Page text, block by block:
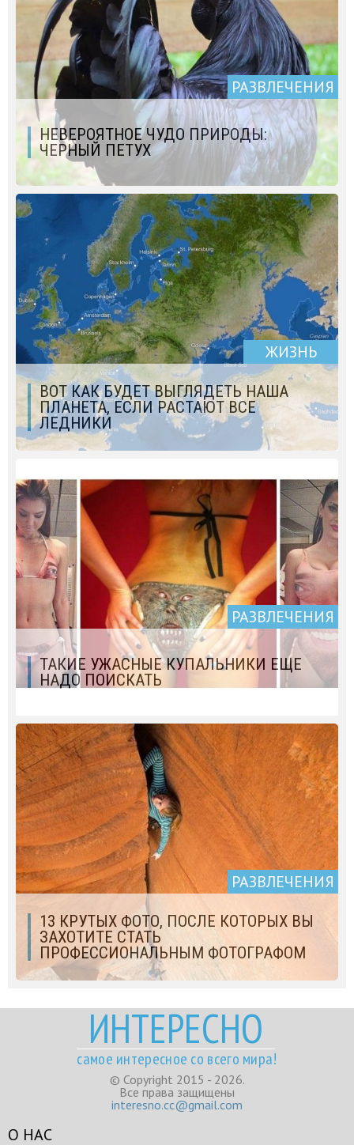
РАЗВЛЕЧЕНИЯ
НЕВЕРОЯТНОЕ ЧУДО ПРИРОДЫ:
ЧЕРНЫЙ ПЕТУХ
ЖИЗНЬ
ВОТ КАК БУДЕТ ВЫГЛЯДЕТЬ НАША
ПЛАНЕТА, ЕСЛИ РАСТАЮТ ВСЕ
ЛЕДНИКИ
РАЗВЛЕЧЕНИЯ
ТАКИЕ УЖАСНЫЕ КУПАЛЬНИКИ ЕЩЕ
НАДО ПОИСКАТЬ
РАЗВЛЕЧЕНИЯ
13 КРУТЫХ ФОТО, ПОСЛЕ КОТОРЫХ ВЫ
ЗАХОТИТЕ СТАТЬ
ПРОФЕССИОНАЛЬНЫМ ФОТОГРАФОМ
ИНТЕРЕСНО
самое интересное со всего мира!
© Copyright 2015 - 2026.
Все права защищены
interesno.cc@gmail.com
О НАС